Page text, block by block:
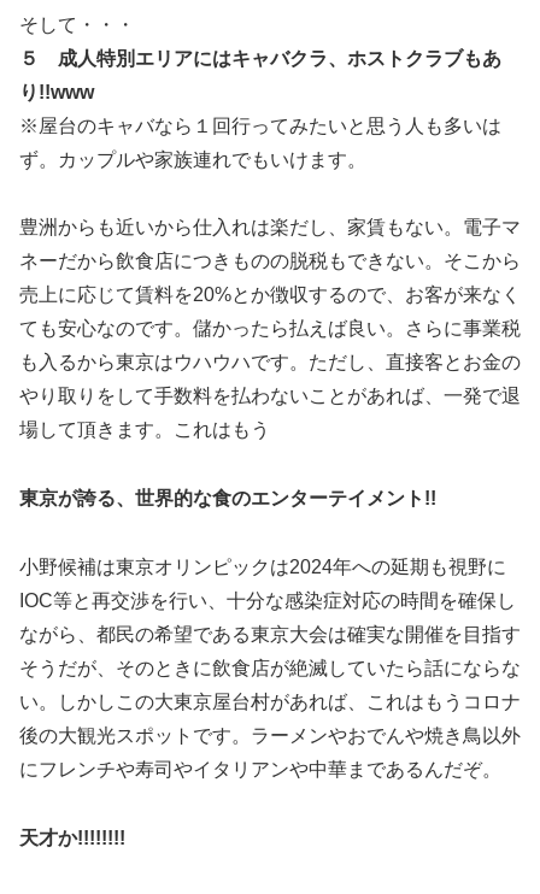
そして・・・
５ 成人特別エリアにはキャバクラ、ホストクラブもあ
り!!www
※屋台のキャバなら１回行ってみたいと思う人も多いは
ず。カップルや家族連れでもいけます。
豊洲からも近いから仕入れは楽だし、家賃もない。電子マ
ネーだから飲食店につきものの脱税もできない。そこから
売上に応じて賃料を20%とか徴収するので、お客が来なく
ても安心なのです。儲かったら払えば良い。さらに事業税
も入るから東京はウハウハです。ただし、直接客とお金の
やり取りをして手数料を払わないことがあれば、一発で退
場して頂きます。これはもう
東京が誇る、世界的な食のエンターテイメント!!
小野候補は東京オリンピックは2024年への延期も視野に
IOC等と再交渉を行い、十分な感染症対応の時間を確保し
ながら、都民の希望である東京大会は確実な開催を目指す
そうだが、そのときに飲食店が絶滅していたら話にならな
い。しかしこの大東京屋台村があれば、これはもうコロナ
後の大観光スポットです。ラーメンやおでんや焼き鳥以外
にフレンチや寿司やイタリアンや中華まであるんだぞ。
天才か!!!!!!!!